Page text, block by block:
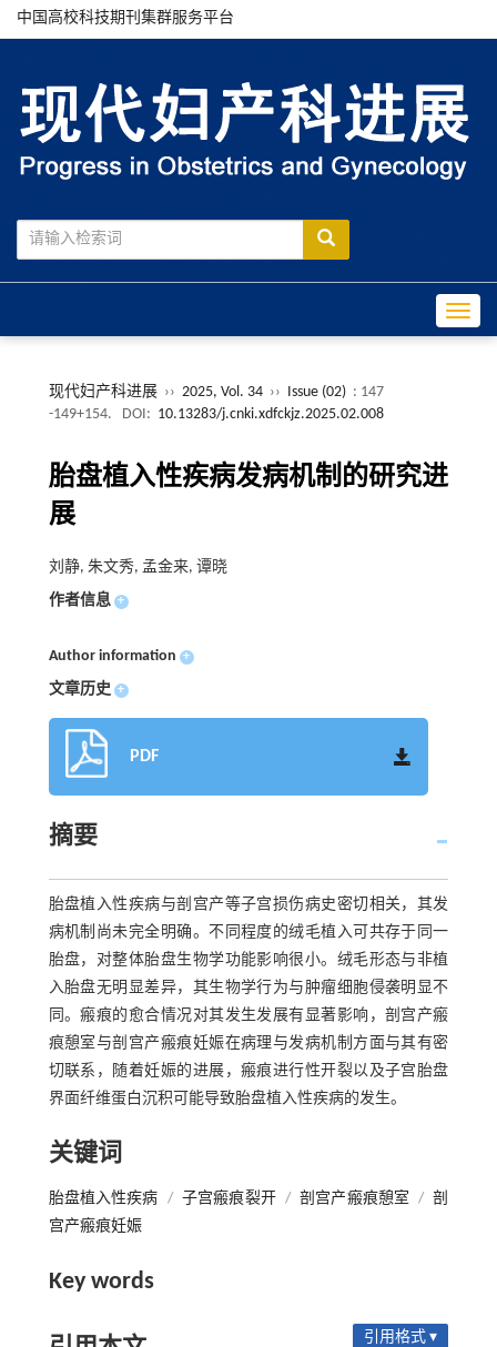
中国高校科技期刊集群服务平台
现代妇产科进展 ›› 2025, Vol. 34 ›› Issue (02) : 147
-149+154.
DOI: 10.13283/j.cnki.xdfckjz.2025.02.008
胎盘植入性疾病发病机制的研究进
展
刘静, 朱文秀, 孟金来, 谭晓
作者信息 +
Author information +
文章历史 +
PDF
摘要
胎盘植入性疾病与剖宫产等子宫损伤病史密切相关，其发
病机制尚未完全明确。不同程度的绒毛植入可共存于同一
胎盘，对整体胎盘生物学功能影响很小。绒毛形态与非植
入胎盘无明显差异，其生物学行为与肿瘤细胞侵袭明显不
同。瘢痕的愈合情况对其发生发展有显著影响，剖宫产瘢
痕憩室与剖宫产瘢痕妊娠在病理与发病机制方面与其有密
切联系，随着妊娠的进展，瘢痕进行性开裂以及子宫胎盘
界面纤维蛋白沉积可能导致胎盘植入性疾病的发生。
关键词
胎盘植入性疾病 / 子宫瘢痕裂开 / 剖宫产瘢痕憩室 / 剖
宫产瘢痕妊娠
Key words
引用格式 ▾